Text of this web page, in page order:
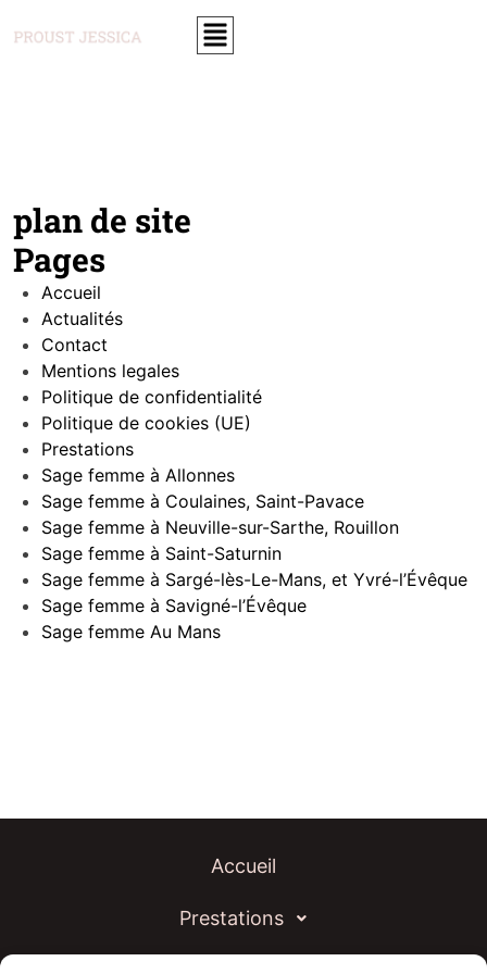
plan de site
Pages
Accueil
Actualités
Contact
Mentions legales
Politique de confidentialité
Politique de cookies (UE)
Prestations
Sage femme à Allonnes
Sage femme à Coulaines, Saint-Pavace
Sage femme à Neuville-sur-Sarthe, Rouillon
Sage femme à Saint-Saturnin
Sage femme à Sargé-lès-Le-Mans, et Yvré-l’Évêque
Sage femme à Savigné-l’Évêque
Sage femme Au Mans
Accueil
Prestations